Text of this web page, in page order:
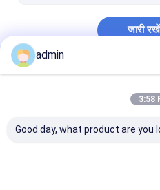
एक उद्धरण की विनती करे
टेप एक्सट्रूज़न लाइन
जारी रखें
admin
3:58
Good day, what product are you